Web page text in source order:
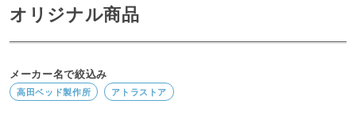
オリジナル商品
メーカー名で絞込み
高田ベッド製作所 アトラストア